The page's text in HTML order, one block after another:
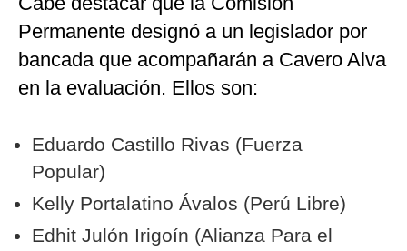
Permanente designó a un legislador por
bancada que acompañarán a Cavero Alva
en la evaluación. Ellos son:
Eduardo Castillo Rivas (Fuerza
Popular)
Kelly Portalatino Ávalos (Perú Libre)
Edhit Julón Irigoín (Alianza Para el